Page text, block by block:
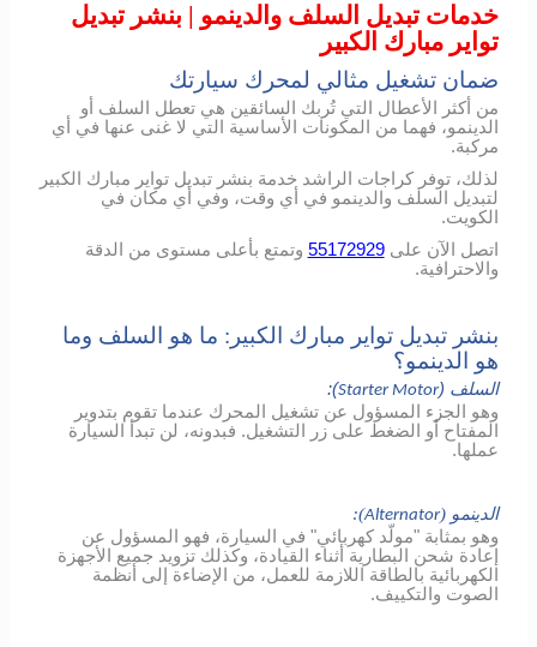
خدمات تبديل السلف والدينمو | بنشر تبديل
تواير مبارك الكبير
ضمان تشغيل مثالي لمحرك سيارتك
من أكثر الأعطال التي تُربك السائقين هي تعطل السلف أو
الدينمو، فهما من المكونات الأساسية التي لا غنى عنها في أي
مركبة.
لذلك، توفر كراجات الراشد خدمة بنشر تبديل تواير مبارك الكبير
لتبديل السلف والدينمو في أي وقت، وفي أي مكان في
الكويت.
اتصل الآن على55172929 وتمتع بأعلى مستوى من الدقة
والاحترافية.
بنشر تبديل تواير مبارك الكبير: ما هو السلف وما
هو الدينمو؟
السلف (Starter Motor
):
وهو الجزء المسؤول عن تشغيل المحرك عندما تقوم بتدوير
المفتاح أو الضغط على زر التشغيل. فبدونه، لن تبدأ السيارة
عملها.
الدينمو (Alternator
):
وهو بمثابة "مولّد كهربائي" في السيارة، فهو المسؤول عن
إعادة شحن البطارية أثناء القيادة، وكذلك تزويد جميع الأجهزة
الكهربائية بالطاقة اللازمة للعمل، من الإضاءة إلى أنظمة
الصوت والتكييف.